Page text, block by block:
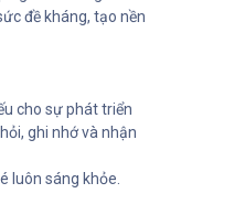
đề kháng, tạo nền
cho sự phát triển
ghi nhớ và nhận
luôn sáng khỏe.